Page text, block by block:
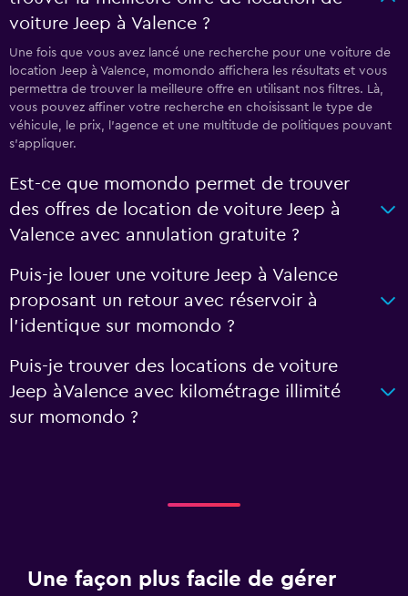
voiture Jeep à Valence ?
Une fois que vous avez lancé une recherche pour une voiture de
location Jeep à Valence, momondo affichera les résultats et vous
permettra de trouver la meilleure offre en utilisant nos filtres. Là,
vous pouvez affiner votre recherche en choisissant le type de
véhicule, le prix, l'agence et une multitude de politiques pouvant
s'appliquer.
Est-ce que momondo permet de trouver
des offres de location de voiture Jeep à
Valence avec annulation gratuite ?
Puis-je louer une voiture Jeep à Valence
proposant un retour avec réservoir à
l'identique sur momondo ?
Puis-je trouver des locations de voiture
Jeep àValence avec kilométrage illimité
sur momondo ?
Une façon plus facile de gérer